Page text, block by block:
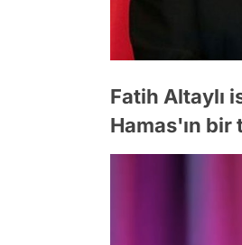
Fatih Altaylı
Hamas'ın